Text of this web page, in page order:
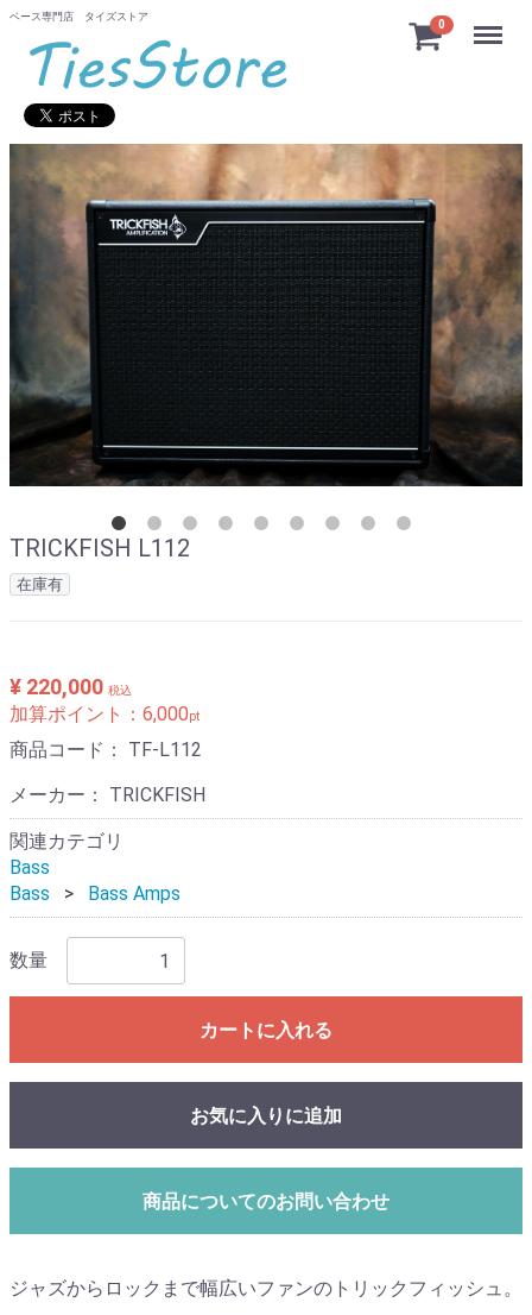
ベース専門店 タイズストア
0 Menu
TRICKFISH L112
在庫有
¥ 220,000 税込
加算ポイント： 6,000pt
商品コード： TF-L112
メーカー： TRICKFISH
関連カテゴリ
Bass
Bass
Bass Amps
数量
カートに入れる
お気に入りに追加
商品についてのお問い合わせ
ジャズからロックまで幅広いファンのトリックフィッシュ。